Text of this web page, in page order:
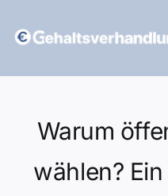
Inhalt
Warum
wählen?